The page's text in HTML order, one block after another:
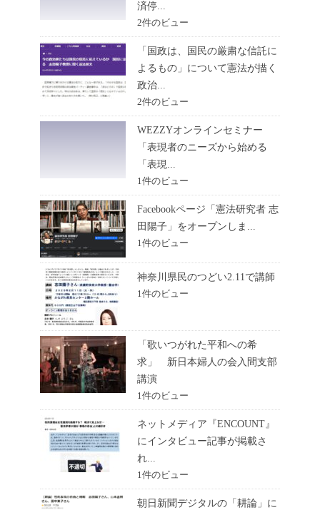
済停...
2件のビュー
「国政は、国民の厳粛な信託に
よるもの」について憲法が描く
政治...
2件のビュー
WEZZYオンラインセミナー
「表現者のニーズから始める
「表現...
1件のビュー
Facebookページ「憲法研究者 志
田陽子」をオープンしま...
1件のビュー
神奈川県民のつどい2.11で講師
1件のビュー
「歌いつがれた平和への希
求」 新日本婦人の会入間支部
講演
1件のビュー
ネットメディア『ENCOUNT』
にインタビュー記事が掲載さ
れ...
1件のビュー
朝日新聞デジタルの「耕論」に